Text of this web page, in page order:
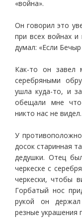
«война».
Он говорил это
при всех войнах и
думал: «Если
Как-то он завел
серебряными
ушла куда-то, и
обещали мне
никто нас не видел.
У
досок старинная
дедушки. Отец
черкеске с
черкески, чтобы
Горбатый нос
рукой он
резные украшения